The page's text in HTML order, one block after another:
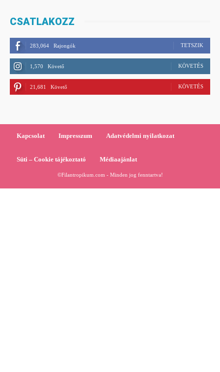
CSATLAKOZZ
283,064 Rajongók TETSZIK
1,570 Követő KÖVETÉS
21,681 Követő KÖVETÉS
Kapcsolat Impresszum Adatvédelmi nyilatkozat
Süti – Cookie tájékoztató Médiaajánlat
©Filantropikum.com - Minden jog fenntartva!